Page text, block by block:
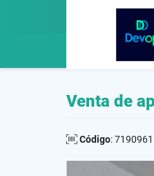
Venta de
Código: 7190961